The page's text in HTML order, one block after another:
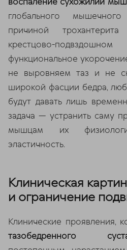
глобального
причиной
крестцово-
функциональное
не выровняем таз и не
широкой фасции бедра,
будут давать лишь
задача — устранить саму
мышцам их
эластичность.
Клиническая
и ограничение
Клинические проявления,
тазобедренного